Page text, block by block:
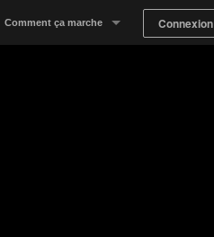
Comment ça marche Connexion